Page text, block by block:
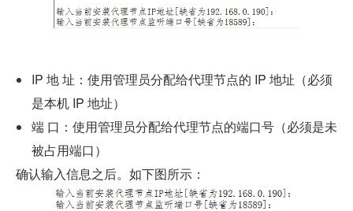
IP 地 址：使用管理员分配给代理节点的 IP 地址（必须
是本机 IP 地址）
端 口：使用管理员分配给代理节点的端口号（必须是未
被占用端口）
确认输入信息之后。如下图所示：